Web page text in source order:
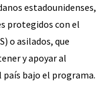
estadounidenses,
protegidos con el
o asilados, que
y apoyar al
bajo el programa.